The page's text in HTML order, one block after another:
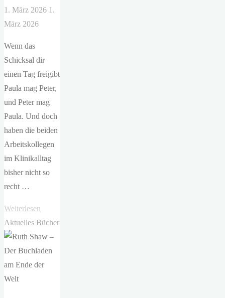
1. März 2026 1.
März 2026
Wenn das
Schicksal dir
einen Tag freigibt
Paula mag Peter,
und Peter mag
Paula. Und doch
haben die beiden
Arbeitskollegen
im Klinikalltag
bisher nicht so
recht …
Weiterlesen
Arenz
–
Katzentage"
Aktuelles Bücher